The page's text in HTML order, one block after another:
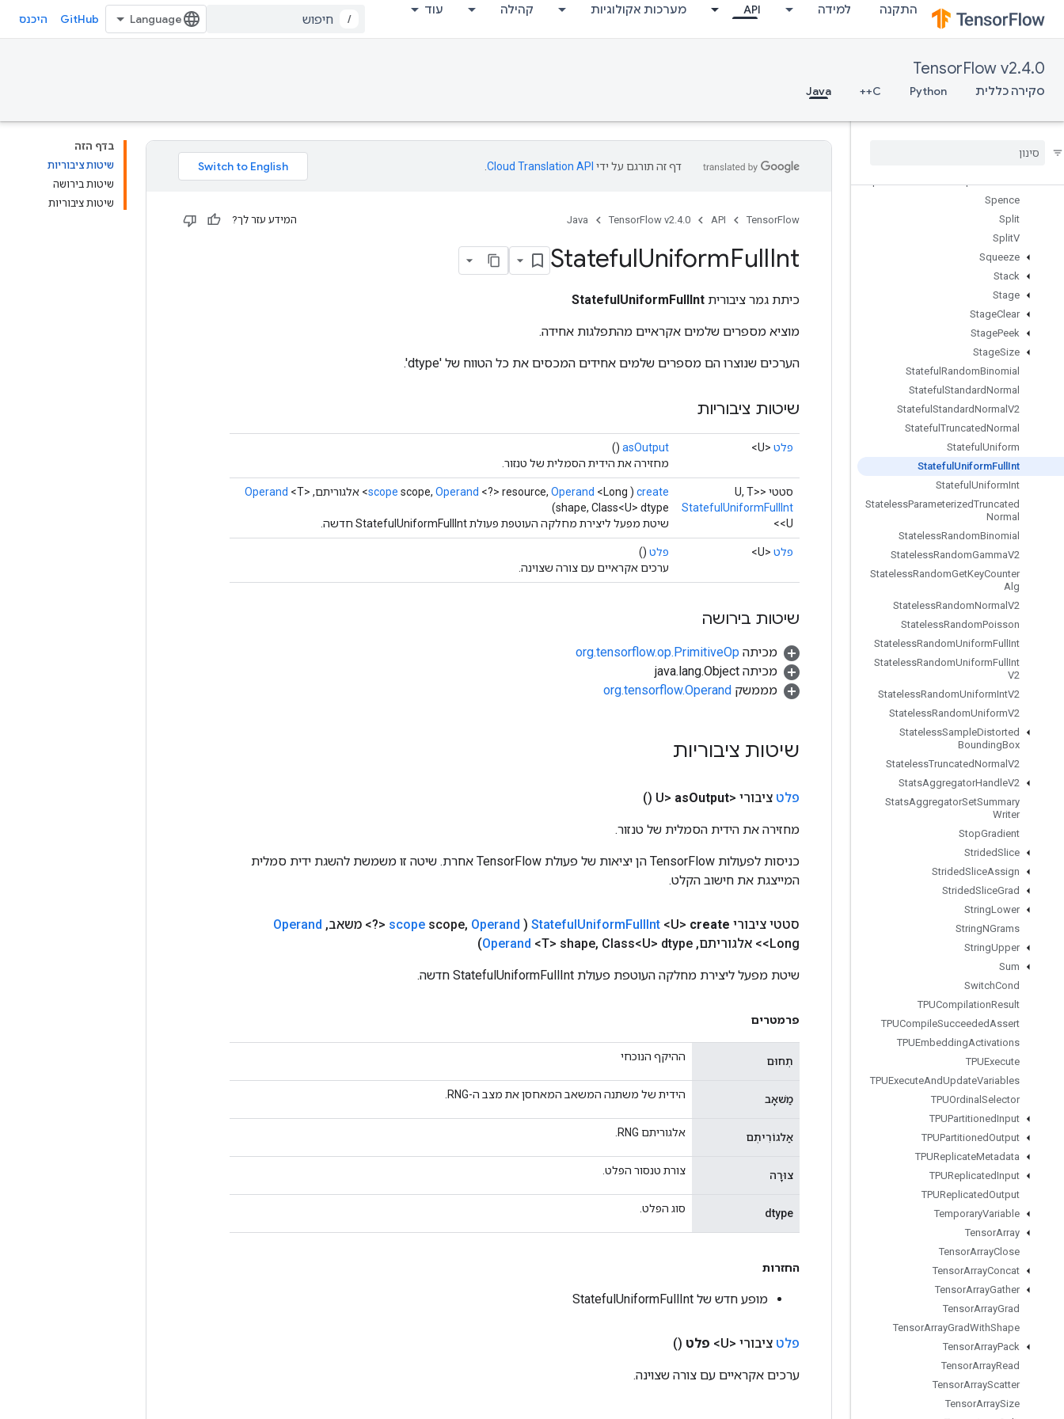
התקנה למידה API מערכות אקולוגיות קהילה עוד
/
GitHub היכנס
TensorFlow v2.4.0
סקירה כללית Python
C++
Java
SparseMatrixMul
SparseMatrixNNZ
SparseMatrixSoftmax
SparseMatrixSoftmaxGrad
SparseMatrixSparseMatMul
Spence
Split
SplitV
Squeeze
Stack
Stage
StageClear
StagePeek
StageSize
Stateful RandomBinomial
Stateful StandardNormal
Stateful StandardNormal V2
Stateful TruncatedNormal
Stateful Uniform
Stateful UniformFull Int
Stateful UniformInt
StatelessParameterizedTruncated
Normal
StatelessRandomBinomial
StatelessRandomGammaV2
StatelessRandomGetKeyCounter
Alg
StatelessRandomNormal V2
StatelessRandomPoisson
StatelessRandomUniformFull Int
StatelessRandomUniformFull Int
V2
StatelessRandomUniformIntV2
StatelessRandomUniformV2
StatelessSampleDistorted
BoundingBox
StatelessTruncatedNormal V2
StatsAggregatorHandleV2
StatsAggregatorSetSummary
Writer
StopGradient
StridedSlice
StridedSliceAssign
StridedSliceGrad
StringLower
StringNGrams
StringUpper
Sum
SwitchCond
TPUCompilationResult
TPUCompileSucceededAssert
TPUEmbeddingActivations
TPUExecute
TPUExecuteAndUpdateVariables
TPUOrdinal Selector
TPUPartitionedInput
TPUPartitionedOutput
TPUReplicateMetadata
TPUReplicatedInput
TPUReplicatedOutput
TemporaryVariable
TensorArray
TensorArrayClose
TensorArrayConcat
TensorArrayGather
TensorArrayGrad
TensorArrayGradWithShape
TensorArrayPack
TensorArrayRead
TensorArrayScatter
TensorArraySize
בדף הזה
שיטות ציבוריות
שיטות בירושה
שיטות ציבוריות
דף זה תורגם על ידי Cloud Translation API
TensorFlow
API
TensorFlow v2.4.0
Java המידע עזר לך?
StatefulUniformFullInt
כיתת גמר ציבורית StatefulUniformFullInt
מוציא מספרים שלמים אקראיים מהתפלגות אחידה.
הערכים שנוצרו הם מספרים שלמים אחידים המכסים את כל הטווח של 'dtype'.
שיטות ציבוריות
פלט <U>
asOutput
()
מחזירה את הידית הסמלית של טנזור.
סטטי <U, T>
StatefulUniformFullInt
<U>
create
(
scope scope, Operand <?> resource, Operand <Long> אלגוריתם, Operand <T>
shape, Class<U> dtype)
שיטת מפעל ליצירת מחלקה העוטפת פעולת StatefulUniformFullInt חדשה.
פלט <U> פלט ()
ערכים אקראיים עם צורה שצוינה.
שיטות בירושה
מכיתה org.tensorflow.op.PrimitiveOp
מכיתה java.lang.Object
מממשק org.tensorflow.Operand
שיטות ציבוריות
פלט ציבורי <U> asOutput
()
מחזירה את הידית הסמלית של טנזור.
כניסות לפעולות TensorFlow הן יציאות של פעולת TensorFlow אחרת. שיטה זו משמשת להשגת ידית סמלית
המייצגת את חישוב הקלט.
סטטי ציבורי StatefulUniformFullInt <U> create
(
scope scope, Operand <?> משאב,
Operand
<Long> אלגוריתם
,
Operand <T> shape, Class<U> dtype)
שיטת מפעל ליצירת מחלקה העוטפת פעולת StatefulUniformFullInt חדשה.
פרמטרים
תְחוּם ההיקף הנוכחי
מַשׁאָב הידית של משתנה המשאב המאחסן את מצב ה-RNG.
אַלגוֹרִיתְם אלגוריתם RNG.
צוּרָה צורת טנסור הפלט.
dtype סוג הפלט.
החזרות
מופע חדש של StatefulUniformFullInt
פלט ציבורי <U> פלט ()
ערכים אקראיים עם צורה שצוינה.